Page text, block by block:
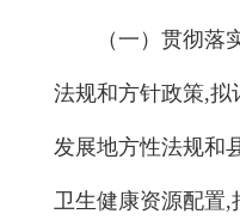
（一）贯彻
法规和方针政策,拟
发展地方性法规和
卫生健康资源配置,